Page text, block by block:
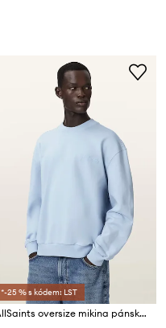
*-25 % s kódem: LST
AllSaints oversize mikina pánská bavlněná ODYSSEY